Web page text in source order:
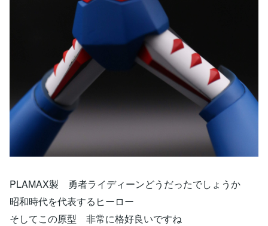
PLAMAX製 勇者ライディーンどうだったでしょうか
昭和時代を代表するヒーロー
そしてこの原型 非常に格好良いですね